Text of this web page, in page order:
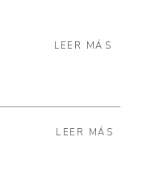
LEER MÁS
LEER MÁS